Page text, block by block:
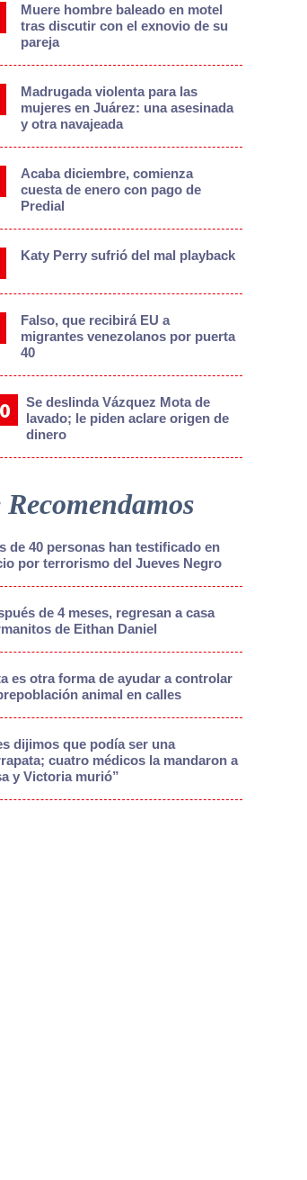
Muere hombre baleado en motel
tras discutir con el exnovio de su
pareja
Madrugada violenta para las
mujeres en Juárez: una asesinada
y otra navajeada
Acaba diciembre, comienza
cuesta de enero con pago de
Predial
Katy Perry sufrió del mal playback
Falso, que recibirá EU a
migrantes venezolanos por puerta
40
Se deslinda Vázquez Mota de
lavado; le piden aclare origen de
dinero
Recomendamos
de 40 personas han testificado en
por terrorismo del Jueves Negro
de 4 meses, regresan a casa
de Eithan Daniel
es otra forma de ayudar a controlar
animal en calles
dijimos que podía ser una
cuatro médicos la mandaron a
y Victoria murió”